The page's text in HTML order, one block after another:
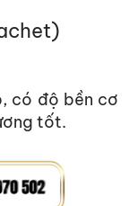
có độ bền cơ
tốt.